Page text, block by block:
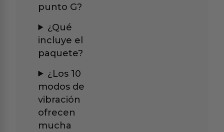
punto G?
¿Qué
incluye el
paquete?
¿Los 10
modos de
vibración
ofrecen
mucha